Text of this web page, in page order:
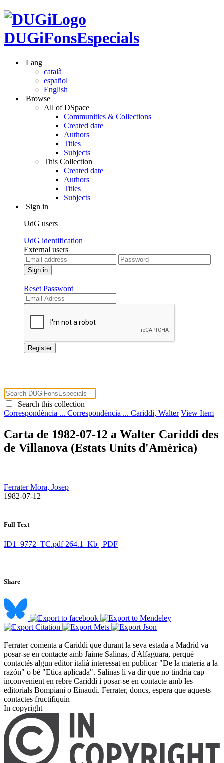
DUGiFonsEspecials
Lang
català
español
English
Browse
All of DSpace
Communities & Collections
Created date
Authors
Titles
Subjects
This Collection
Created date
Authors
Titles
Subjects
Sign in
UdG users
UdG identification
External users
Reset Password
Search this collection
Correspondència ... Correspondència ... Cariddi, Walter View Item
Carta de 1982-07-12 a Walter Cariddi des
de Villanova (Estats Units d'Amèrica)
Ferrater Mora, Josep
​ 1982-07-12
Full Text
ID1_9772_TC.pdf 264.1 Kb | PDF
Share
Ferrater comenta a Cariddi que durant la seva estada a Madrid va
posar-se en contacte amb Jaime Salinas, d'Alfaguara, perquè
contactés algun editor italià interessat en publicar "De la materia a la
razón" o bé "Etica aplicada". Salinas li va dir que no tindria cap
inconvenient en rebre Cariddi i posar-se en contacte amb les
editorials Bompiani o Einaudi. Ferrater, doncs, espera que aquests
contactes fructifiquin ​
In copyright